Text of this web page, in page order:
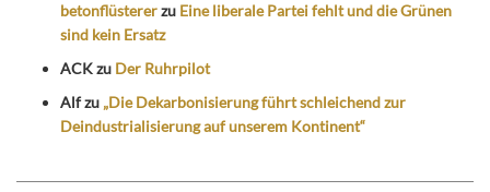
betonflüstererzu Eine liberale Partei fehlt und die Grünen
sind kein Ersatz
ACKzu Der Ruhrpilot
Alfzu „Die Dekarbonisierung führt schleichend zur
Deindustrialisierung auf unserem Kontinent“